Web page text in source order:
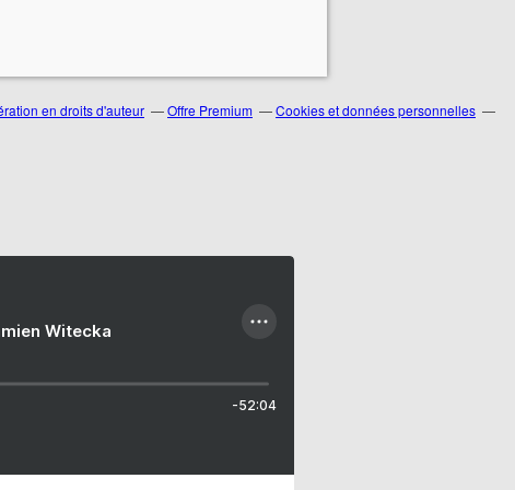
en droits d'auteur Offre Premium
Cookies et données personnelles
Witecka
-52:04